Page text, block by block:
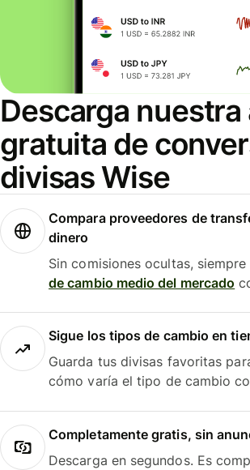
Descarga nuestra
gratuita de
divisas Wise
Compara proveedores de
dinero
Sin comisiones ocultas,
de cambio medio del mercado
Sigue los tipos de cambio en
Guarda tus divisas favoritas
cómo varía el tipo de cambio
Completamente gratis, sin
Descarga en segundos. Es